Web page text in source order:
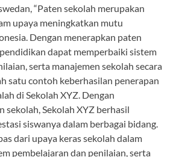
“Paten sekolah merupakan
upaya meningkatkan mutu
Dengan menerapkan paten
dapat memperbaiki sistem
serta manajemen sekolah secara
satu contoh keberhasilan penerapan
di Sekolah XYZ. Dengan
sekolah, Sekolah XYZ berhasil
siswanya dalam berbagai bidang.
dari upaya keras sekolah dalam
pembelajaran dan penilaian, serta